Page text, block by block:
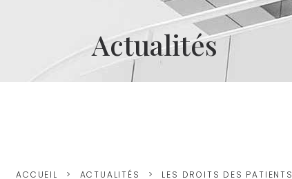
Actualités
ACCUEIL ACTUALITÉS LES DROITS DES PATIENTS